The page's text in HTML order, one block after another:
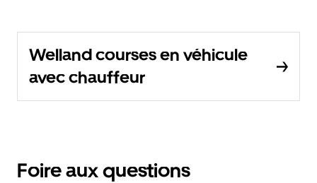
Welland courses en véhicule
avec chauffeur
Foire aux questions